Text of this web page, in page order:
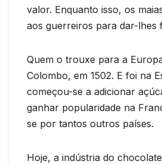
valor. Enquanto isso, os
aos guerreiros para dar-lhes
Quem o trouxe para a
Colombo, em 1502. E foi na
começou-se a adicionar
ganhar popularidade na
se por tantos outros países.
Hoje, a indústria do